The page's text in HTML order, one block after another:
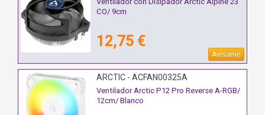
CO/ 9cm
12,75 €
Avísame
ARCTIC - ACFAN00325A
Ventilador Arctic P12 Pro Reverse A-RGB/
12cm/ Blanco